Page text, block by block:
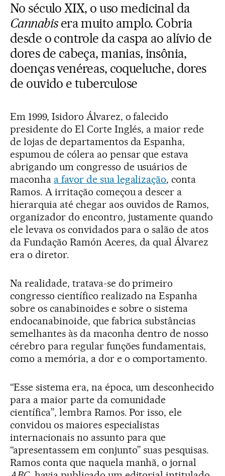
No século XIX, o uso medicinal da
Cannabisera muito amplo. Cobria
desde o controle da caspa ao alívio de
dores de cabeça, manias, insônia,
doenças venéreas, coqueluche, dores
de ouvido e tuberculose
Em 1999, Isidoro Álvarez, o falecido
presidente do El Corte Inglés, a maior rede
de lojas de departamentos da Espanha,
espumou de cólera ao pensar que estava
abrigando um congresso de usuários de
maconha a favor de sua legalização, conta
Ramos. A irritação começou a descer a
hierarquia até chegar aos ouvidos de Ramos,
organizador do encontro, justamente quando
ele levava os convidados para o salão de atos
da Fundação Ramón Aceres, da qual Álvarez
era o diretor.
Na realidade, tratava-se do primeiro
congresso científico realizado na Espanha
sobre os canabinoides e sobre o sistema
endocanabinoide, que fabrica substâncias
semelhantes às da maconha dentro de nosso
cérebro para regular funções fundamentais,
como a memória, a dor e o comportamento.
“Esse sistema era, na época, um desconhecido
para a maior parte da comunidade
científica”, lembra Ramos. Por isso, ele
convidou os maiores especialistas
internacionais no assunto para que
“apresentassem em conjunto” suas pesquisas.
Ramos conta que naquela manhã, o jornal